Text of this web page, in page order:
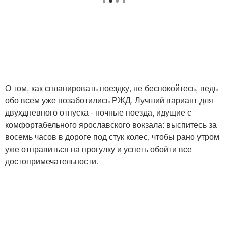
О том, как спланировать поездку, не беспокойтесь, ведь
обо всем уже позаботились РЖД. Лучший вариант для
двухдневного отпуска - ночные поезда, идущие с
комфортабельного ярославского вокзала: выспитесь за
восемь часов в дороге под стук колес, чтобы рано утром
уже отправиться на прогулку и успеть обойти все
достопримечательности.